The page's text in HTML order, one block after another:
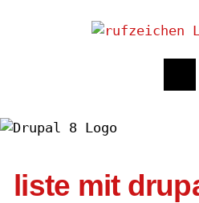
liste mit